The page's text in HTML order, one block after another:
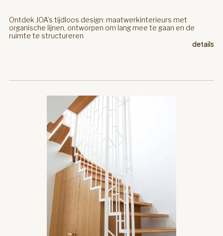
Ontdek JOA’s tijdloos design: maatwerkinterieurs met
organische lijnen, ontworpen om lang mee te gaan en de
ruimte te structureren
details